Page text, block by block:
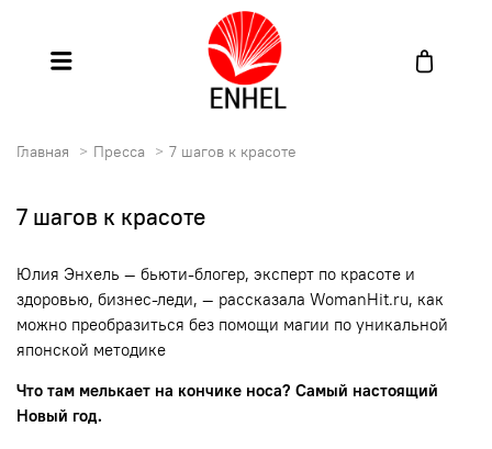
Главная Пресса 7 шагов к красоте
7 шагов к красоте
Юлия Энхель — бьюти-блогер, эксперт по красоте и
здоровью, бизнес-леди, — рассказала WomanHit.ru, как
можно преобразиться без помощи магии по уникальной
японской методике
Что там мелькает на кончике носа? Самый настоящий
Новый год.